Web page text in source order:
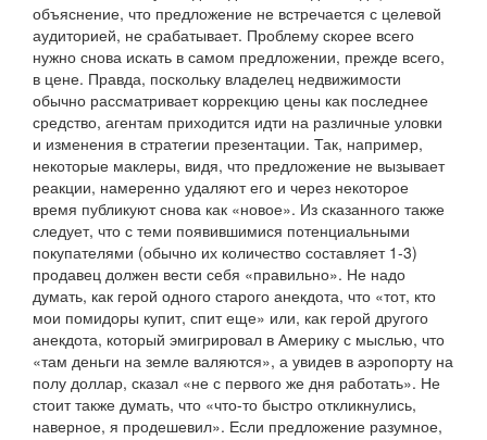
объяснение, что предложение не встречается с целевой
аудиторией, не срабатывает. Проблему скорее всего
нужно снова искать в самом предложении, прежде всего,
в цене. Правда, поскольку владелец недвижимости
обычно рассматривает коррекцию цены как последнее
средство, агентам приходится идти на различные уловки
и изменения в стратегии презентации. Так, например,
некоторые маклеры, видя, что предложение не вызывает
реакции, намеренно удаляют его и через некоторое
время публикуют снова как «новое». Из сказанного также
следует, что с теми появившимися потенциальными
покупателями (обычно их количество составляет 1-3)
продавец должен вести себя «правильно». Не надо
думать, как герой одного старого анекдота, что «тот, кто
мои помидоры купит, спит еще» или, как герой другого
анекдота, который эмигрировал в Америку с мыслью, что
«там деньги на земле валяются», а увидев в аэропорту на
полу доллар, сказал «не с первого же дня работать». Не
стоит также думать, что «что-то быстро откликнулись,
наверное, я продешевил». Если предложение разумное,